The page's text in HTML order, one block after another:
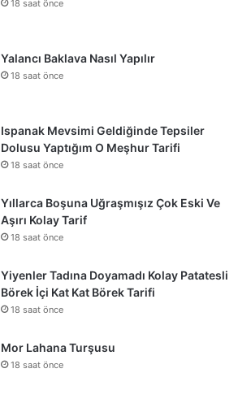
18 saat önce
Yalancı Baklava Nasıl Yapılır
18 saat önce
Ispanak Mevsimi Geldiğinde Tepsiler
Dolusu Yaptığım O Meşhur Tarifi
18 saat önce
Yıllarca Boşuna Uğraşmışız Çok Eski Ve
Aşırı Kolay Tarif
18 saat önce
Yiyenler Tadına Doyamadı Kolay Patatesli
Börek İçi Kat Kat Börek Tarifi
18 saat önce
Mor Lahana Turşusu
18 saat önce